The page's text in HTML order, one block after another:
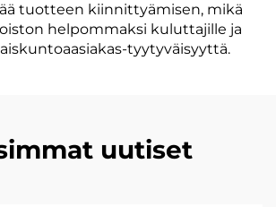
tuotteen kiinnittyämisen, mikä
helpommaksi kuluttajille ja
tyytyväisyyttä.
uutiset